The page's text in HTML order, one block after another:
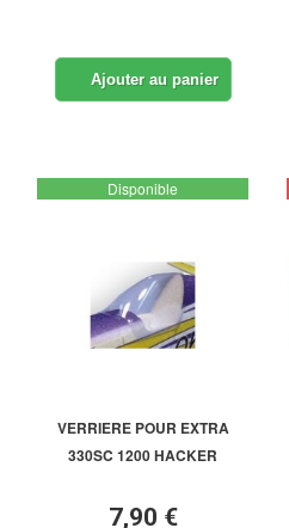
Ajouter au panier
Disponible
VERRIERE POUR EXTRA
330SC 1200 HACKER
7,90 €